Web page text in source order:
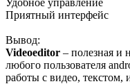
Приятный интерфейс
Вывод:
Videoeditor – полезная и
любого пользователя
работы с видео,